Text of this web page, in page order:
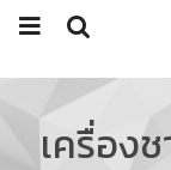
เครื่อง